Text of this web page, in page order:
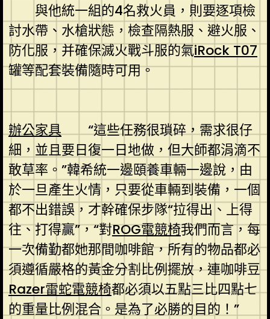
與他統一組的4名救火員，則要逐項檢
討水帶、水槍狀態，檢查隔熱服、避火服、
防化服，并確保滅火戰斗服的氣iRock T07
罐等配套裝備隨時可用。
辦公家具“這些任務很瑣碎，需求很仔
細，並且要日復一日地做，但大師都涓滴不
敢草率。”韓希統一邊頤養車輛一邊說，由
於一旦產生火情，只要從車輛到裝備，一個
都不出錯誤，才幹確保步隊“拉得出、上得
往、打得贏”，“對ROG電競椅我們而言，每
一次備勤都她那間咖啡館，所有的物品都必
須遵循嚴格的黃金分割比例擺放，連咖啡豆
Razer雷蛇電競椅都必須以五點三比四點七
的重量比例混合。是為了必勝的目的！”